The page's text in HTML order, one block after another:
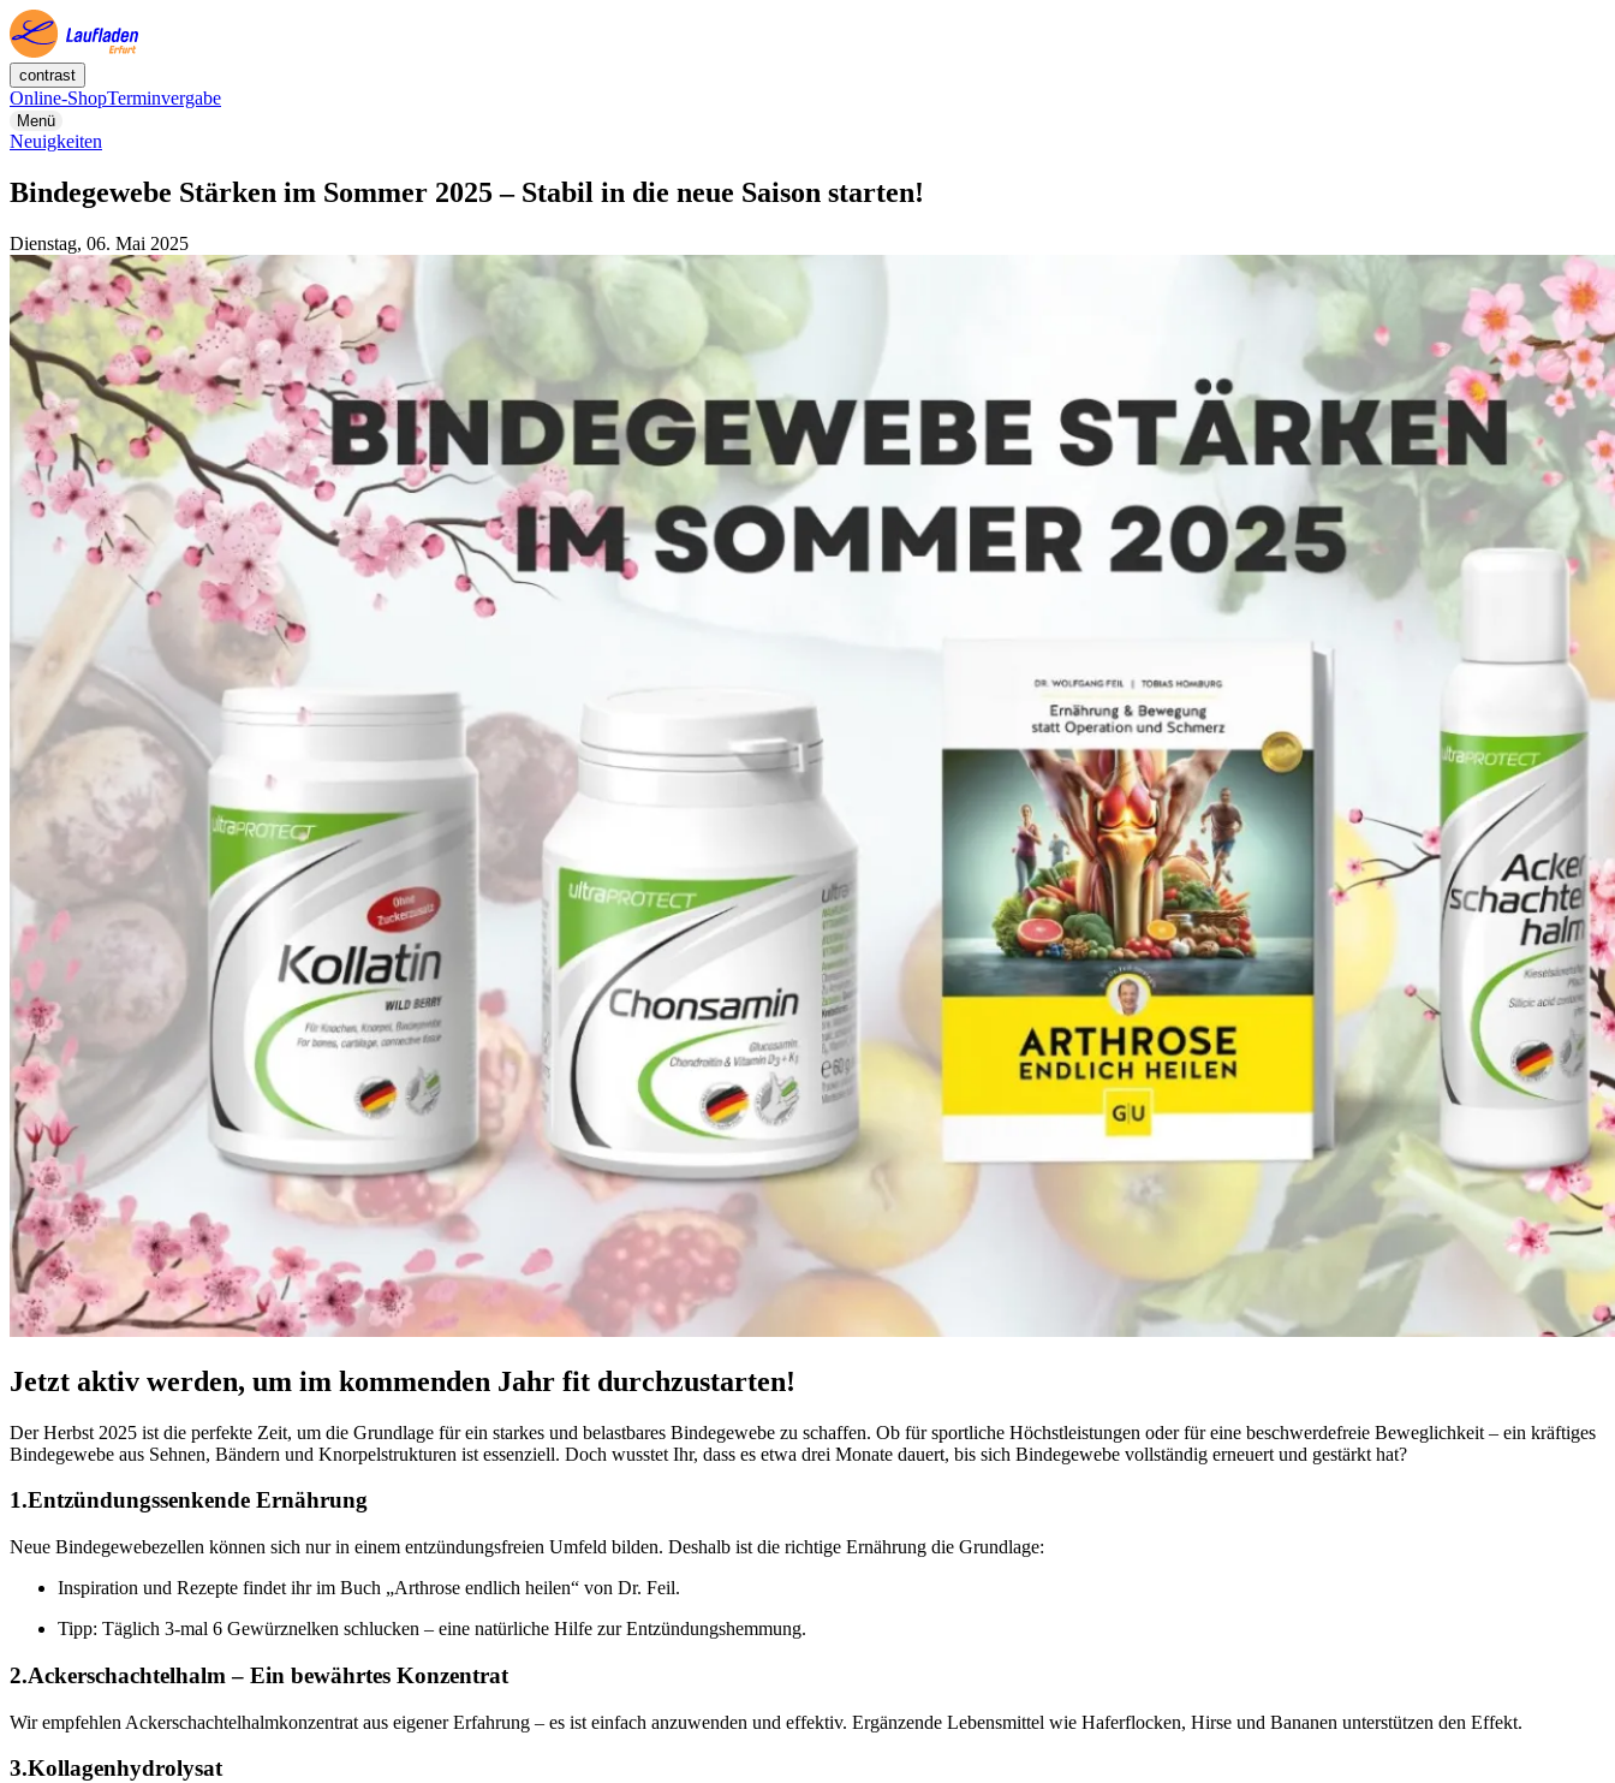
contrast
Online-ShopTerminvergabe
Menü
Neuigkeiten
Bindegewebe Stärken im Sommer 2025 – Stabil in die neue Saison starten!
Dienstag, 06. Mai 2025
Jetzt aktiv werden, um im kommenden Jahr fit durchzustarten!
Der Herbst 2025 ist die perfekte Zeit, um die Grundlage für ein starkes und belastbares Bindegewebe zu schaffen. Ob für sportliche Höchstleistungen oder für eine beschwerdefreie Beweglichkeit – ein kräftiges
Bindegewebe aus Sehnen, Bändern und Knorpelstrukturen ist essenziell. Doch wusstet Ihr, dass es etwa drei Monate dauert, bis sich Bindegewebe vollständig erneuert und gestärkt hat?
1.Entzündungssenkende Ernährung
Neue Bindegewebezellen können sich nur in einem entzündungsfreien Umfeld bilden. Deshalb ist die richtige Ernährung die Grundlage:
Inspiration und Rezepte findet ihr im Buch „Arthrose endlich heilen“ von Dr. Feil.
Tipp: Täglich 3-mal 6 Gewürznelken schlucken – eine natürliche Hilfe zur Entzündungshemmung.
2.Ackerschachtelhalm – Ein bewährtes Konzentrat
Wir empfehlen Ackerschachtelhalmkonzentrat aus eigener Erfahrung – es ist einfach anzuwenden und effektiv. Ergänzende Lebensmittel wie Haferflocken, Hirse und Bananen unterstützen den Effekt.
3.Kollagenhydrolysat